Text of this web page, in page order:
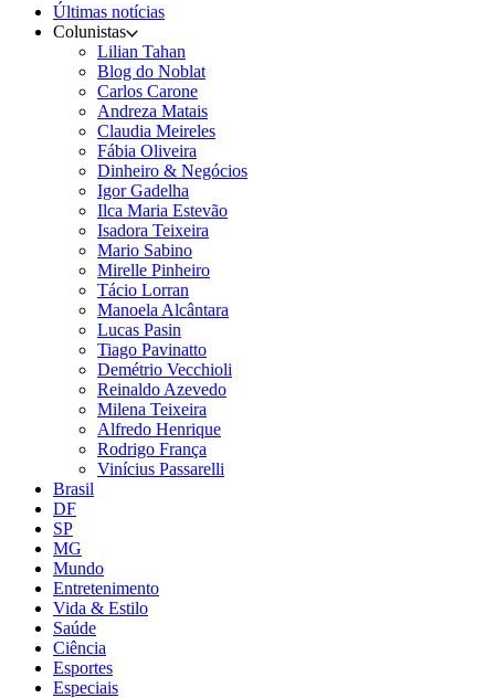
Últimas notícias
Colunistas
Lilian Tahan
Blog do Noblat
Carlos Carone
Andreza Matais
Claudia Meireles
Fábia Oliveira
Dinheiro & Negócios
Igor Gadelha
Ilca Maria Estevão
Isadora Teixeira
Mario Sabino
Mirelle Pinheiro
Tácio Lorran
Manoela Alcântara
Lucas Pasin
Tiago Pavinatto
Demétrio Vecchioli
Reinaldo Azevedo
Milena Teixeira
Alfredo Henrique
Rodrigo França
Vinícius Passarelli
Brasil
DF
SP
MG
Mundo
Entretenimento
Vida & Estilo
Saúde
Ciência
Esportes
Especiais